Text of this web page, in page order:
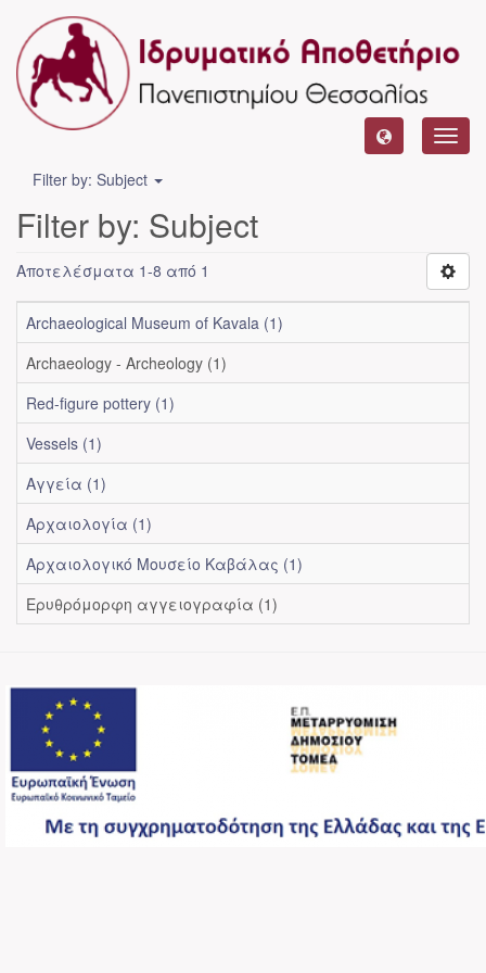
Filter by: Subject
Filter by: Subject
Αποτελέσματα 1-8 από 1
Archaeological Museum of Kavala (1)
Archaeology - Archeology (1)
Red-figure pottery (1)
Vessels (1)
Αγγεία (1)
Αρχαιολογία (1)
Αρχαιολογικό Μουσείο Καβάλας (1)
Ερυθρόμορφη αγγειογραφία (1)